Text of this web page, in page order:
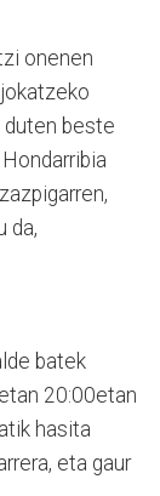
onenen
duten beste
da,
batek
20:00etan
hasita
eta gaur